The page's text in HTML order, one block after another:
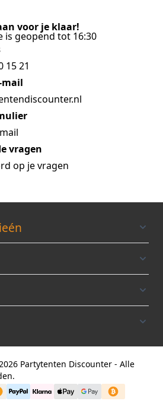
voor je klaar!
is geopend tot 16:30
15 21
mail
vragen
op je vragen
Partytenten Discounter - Alle